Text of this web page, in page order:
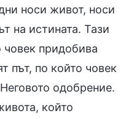
носи живот, носи
на истината. Тази
човек придобива
път, по който човек
одобрение.
който